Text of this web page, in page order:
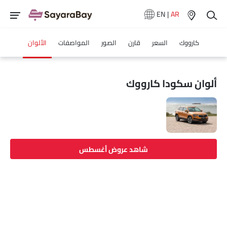
EN|AR
كارووك السعر قارن الصور المواصفات الألوان
ألوان سكودا كارووك
شاهد عروض أغسطس